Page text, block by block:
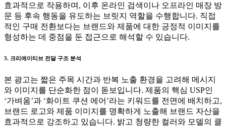
효과적으로 작용하며, 이후 온라인 검색이나 오프라인 매장 방
문 등 후속 행동을 유도하는 브릿지 역할을 수행합니다. 직접
적인 구매 전환보다는 브랜드와 제품에 대한 긍정적 이미지를
형성하는 데 중점을 둔 접근으로 해석할 수 있습니다.
3. 크리에이티브 전달 구조 분석
본 광고는 짧은 주목 시간과 반복 노출 환경을 고려해 메시지
와 이미지를 단순화한 점이 돋보입니다. 제품의 핵심 USP인
‘가벼움’과 ‘화이트 쿠션 에어’라는 키워드를 전면에 배치하고,
브랜드 로고와 제품 이미지를 명확하게 노출해 브랜드 자산을
효과적으로 강조하고 있습니다. 밝고 청량한 컬러와 모델의 클